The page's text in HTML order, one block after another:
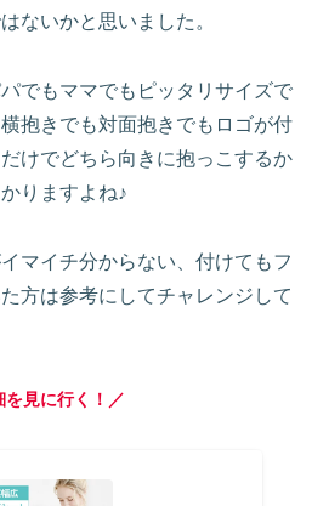
ないかと思いました。
でもママでもピッタリサイズで
抱きでも対面抱きでもロゴが付
けでどちら向きに抱っこするか
りますよね♪
マイチ分からない、付けてもフ
方は参考にしてチャレンジして
を見に行く！／